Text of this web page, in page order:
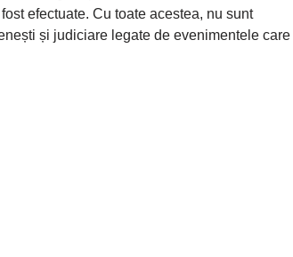
efectuate. Cu toate acestea, nu sunt
și judiciare legate de evenimentele care